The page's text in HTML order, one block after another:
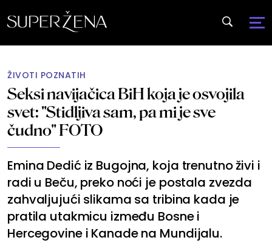
ŽIVOTI POZNATIH
Seksi navijačica BiH koja je osvojila
svet: "Stidljiva sam, pa mi je sve
čudno" FOTO
Emina Dedić iz Bugojna, koja trenutno živi i
radi u Beču, preko noći je postala zvezda
zahvaljujući slikama sa tribina kada je
pratila utakmicu između Bosne i
Hercegovine i Kanade na Mundijalu.